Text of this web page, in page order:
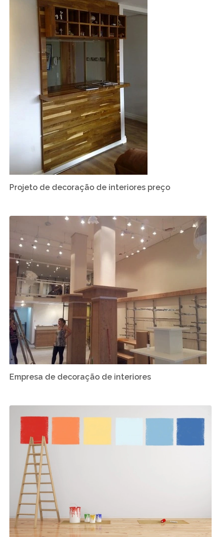
Projeto de decoração de interiores preço
Empresa de decoração de interiores